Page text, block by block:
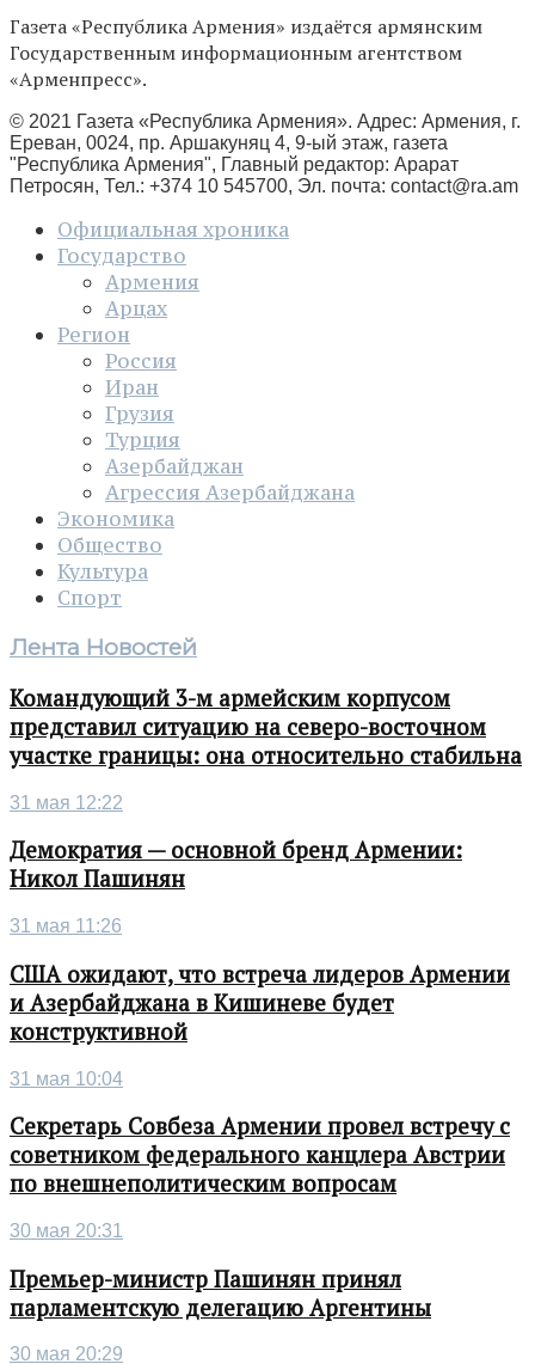
Газета «Республика Армения» издаётся армянским
Государственным информационным агентством
«Арменпресс».
© 2021 Газета «Республика Армения». Адрес: Армения, г.
Ереван, 0024, пр. Аршакуняц 4, 9-ый этаж, газета
"Республика Армения", Главный редактор: Арарат
Петросян, Тел.: +374 10 545700, Эл. почта: contact@ra.am
Официальная хроника
Государство
Армения
Арцах
Регион
Россия
Иран
Грузия
Турция
Азербайджан
Агрессия Азербайджана
Экономика
Общество
Культура
Спорт
Лента Новостей
Командующий 3-м армейским корпусом
представил ситуацию на северо-восточном
участке границы: она относительно стабильна
31 мая 12:22
Демократия — основной бренд Армении:
Никол Пашинян
31 мая 11:26
США ожидают, что встреча лидеров Армении
и Азербайджана в Кишиневе будет
конструктивной
31 мая 10:04
Секретарь Совбеза Армении провел встречу с
советником федерального канцлера Австрии
по внешнеполитическим вопросам
30 мая 20:31
Премьер-министр Пашинян принял
парламентскую делегацию Аргентины
30 мая 20:29